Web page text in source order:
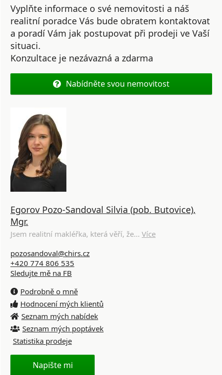
Vyplňte informace o své nemovitosti a náš
realitní poradce Vás bude obratem kontaktovat
a poradí Vám jak postupovat při prodeji ve Vaší
situaci.
Konzultace je nezávazná a zdarma
Nabídněte svou nemovitost
Egorov Pozo-Sandoval Silvia (pob. Butovice),
Mgr.
Jsem realitní makléřka, která věří, že... Více
pozosandoval@chirs.cz
+420 774 806 535
Sledujte mě na FB
Podrobně o mně
Hodnocení mých klientů
Seznam mých nabídek
Seznam mých poptávek
Statistika prodeje
Napište mi